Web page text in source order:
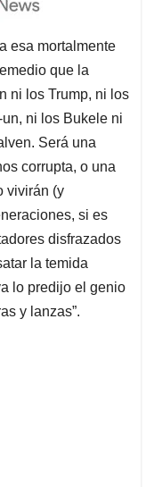
esa mortalmente
que la
ni los Trump, ni los
ni los Bukele ni
Será una
corrupta, o una
vivirán (y
si es
disfrazados
la temida
lo predijo el genio
y lanzas”.